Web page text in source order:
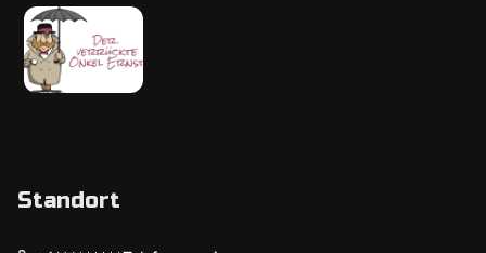
Standort